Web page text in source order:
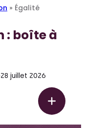
» Égalité
: boîte à
28 juillet 2026